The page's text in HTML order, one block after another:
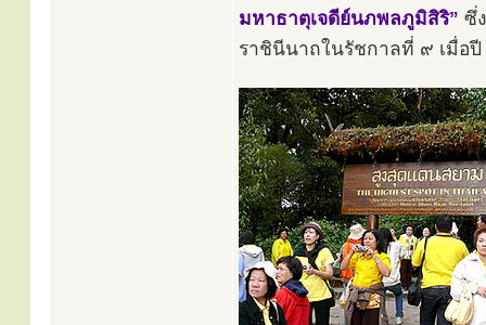
มหาธาตุเจดีย์นภพลภูมิสิริ” ซึ่
ราชินีนาถในรัชกาลที่ ๙ เมื่อ